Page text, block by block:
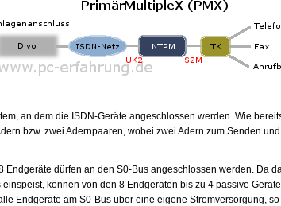
an dem die ISDN-Geräte angeschlossen werden. Wie
bzw. zwei Adernpaaren, wobei zwei Adern zum Senden
Endgeräte dürfen an den S0-Bus angeschlossen werden. Da
können von den 8 Endgeräten bis zu 4 passive
Endgeräte am S0-Bus über eine eigene Stromversorgung,